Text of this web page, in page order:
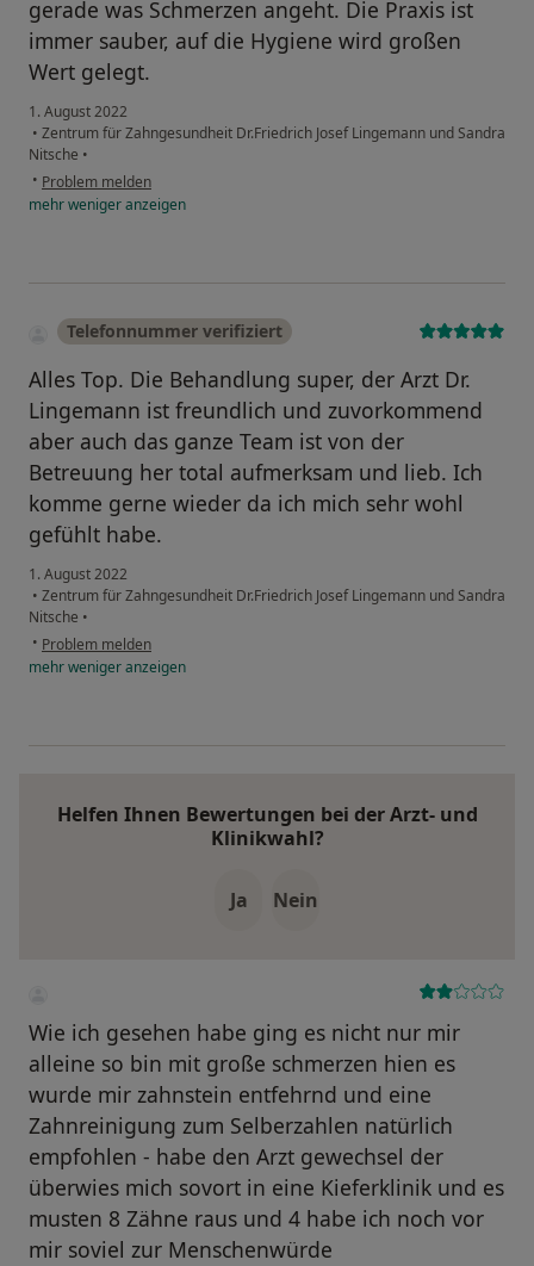
gerade was Schmerzen angeht. Die Praxis ist
immer sauber, auf die Hygiene wird großen
Wert gelegt.
1. August 2022
• Zentrum für Zahngesundheit Dr.Friedrich Josef Lingemann und Sandra
Nitsche •
• Problem melden
mehrwenigeranzeigen
Telefonnummer verifiziert
Alles Top. Die Behandlung super, der Arzt Dr.
Lingemann ist freundlich und zuvorkommend
aber auch das ganze Team ist von der
Betreuung her total aufmerksam und lieb. Ich
komme gerne wieder da ich mich sehr wohl
gefühlt habe.
1. August 2022
• Zentrum für Zahngesundheit Dr.Friedrich Josef Lingemann und Sandra
Nitsche •
• Problem melden
mehrwenigeranzeigen
Helfen Ihnen Bewertungen bei der Arzt- und
Klinikwahl?
Ja Nein
Wie ich gesehen habe ging es nicht nur mir
alleine so bin mit große schmerzen hien es
wurde mir zahnstein entfehrnd und eine
Zahnreinigung zum Selberzahlen natürlich
empfohlen - habe den Arzt gewechsel der
überwies mich sovort in eine Kieferklinik und es
musten 8 Zähne raus und 4 habe ich noch vor
mir soviel zur Menschenwürde